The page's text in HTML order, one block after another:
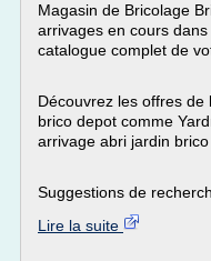
Magasin de Bricolage
arrivages en cours
catalogue complet de
Découvrez les offres de
brico depot comme
arrivage abri jardin
Suggestions de
Lire la suite